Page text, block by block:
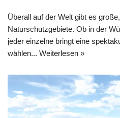
Überall auf der Welt gibt es
Naturschutzgebiete. Ob in der
jeder einzelne bringt eine
wählen... Weiterlesen »